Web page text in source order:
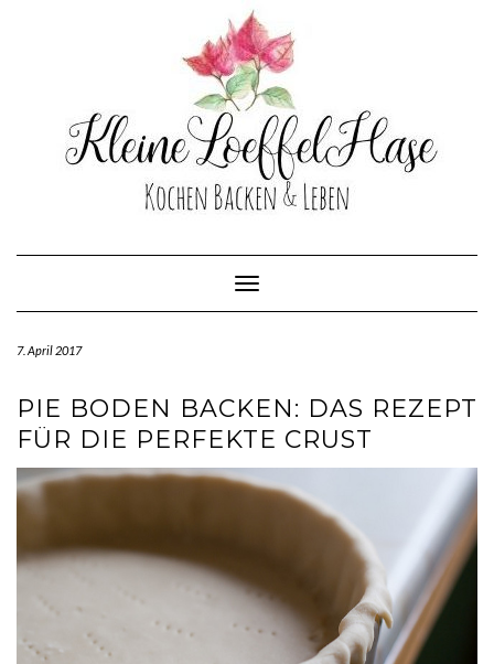
Toggle Navigation
7. April 2017
PIE BODEN BACKEN: DAS REZEPT
FÜR DIE PERFEKTE CRUST